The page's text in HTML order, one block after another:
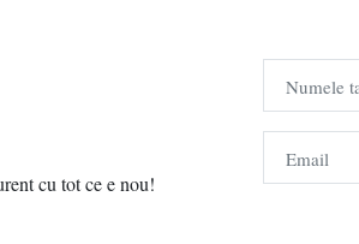
cu tot ce e nou!
Numele
Email